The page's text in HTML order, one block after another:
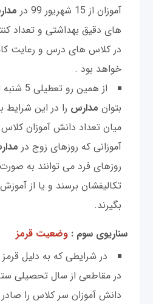
آموزان از 15 شهریور 99 در
‌های دقیق بهداشتی و تعداد
در کلاس ‌های درس و رعایت
خواهد بود .
از همین
بتوان مدارس را در این
میان تعداد دانش آموزان
آموزانی که روزهای زوج در
روزهای فرد می ‌توانند به
تکالیفشان برسند و یا از
بگیرند.
سناریوی سوم :وضعیت قرمز
در شرایطی که به دلیل
در مقاطعی از سال تحصیلی
دانش آموزان سر کلاس را